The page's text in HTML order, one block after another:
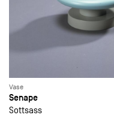
Vase
Senape
Sottsass